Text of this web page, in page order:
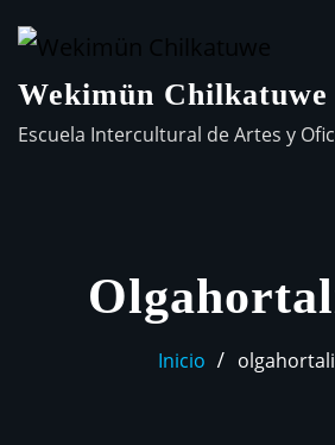
Wekimün Chilkatuwe
Escuela Intercultural de Artes y
Inicio